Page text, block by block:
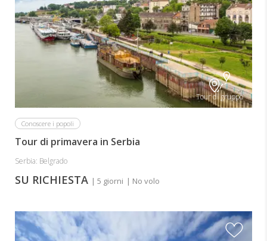
Tour di gruppo
Conoscere i popoli
Tour di primavera in Serbia
Serbia: Belgrado
SU RICHIESTA | 5 giorni | No volo